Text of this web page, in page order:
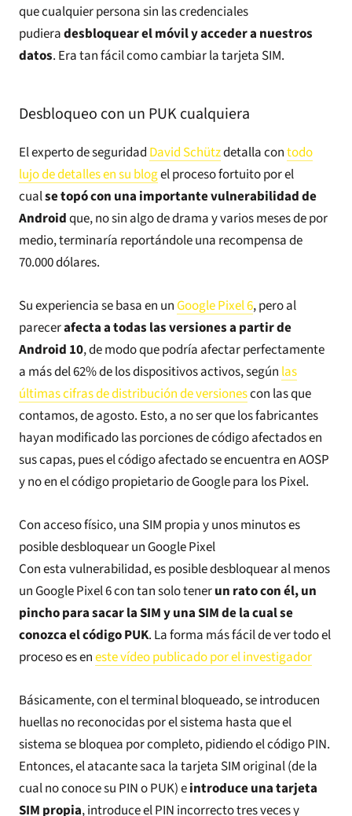
que cualquier persona sin las credenciales
pudieradesbloquear el móvil y acceder a nuestros
datos. Era tan fácil como cambiar la tarjeta SIM.
Desbloqueo con un PUK cualquiera
El experto de seguridad David Schützdetalla contodo
lujo de detalles en su blogel proceso fortuito por el
cualse topó con una importante vulnerabilidad de
Androidque, no sin algo de drama y varios meses de por
medio, terminaría reportándole una recompensa de
70.000 dólares.
Su experiencia se basa en un Google Pixel 6, pero al
parecerafecta a todas las versiones a partir de
Android 10, de modo que podría afectar perfectamente
a más del 62% de los dispositivos activos, según las
últimas cifras de distribución de versionescon las que
contamos, de agosto. Esto, a no ser que los fabricantes
hayan modificado las porciones de código afectados en
sus capas, pues el código afectado se encuentra en AOSP
y no en el código propietario de Google para los Pixel.
Con acceso físico, una SIM propia y unos minutos es
posible desbloquear un Google Pixel
Con esta vulnerabilidad, es posible desbloquear al menos
un Google Pixel 6 con tan solo tenerun rato con él, un
pincho para sacar la SIM y una SIM de la cual se
conozca el código PUK. La forma más fácil de ver todo el
proceso es eneste vídeo publicado por el investigador
Básicamente, con el terminal bloqueado, se introducen
huellas no reconocidas por el sistema hasta que el
sistema se bloquea por completo, pidiendo el código PIN.
Entonces, el atacante saca la tarjeta SIM original (de la
cual no conoce su PIN o PUK) eintroduce una tarjeta
SIM propia, introduce el PIN incorrecto tres veces y